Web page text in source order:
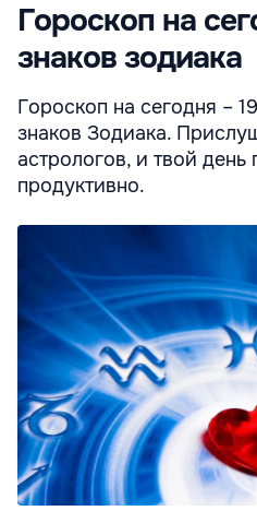
Гороскоп на
знаков зодиака
Гороскоп на сегодня –
знаков Зодиака.
астрологов, и твой день
продуктивно.